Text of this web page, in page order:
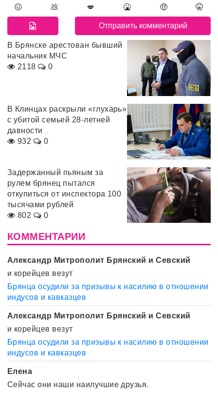
😖 💩 💋 🤮 🤑 🤫
В Брянске арестован бывший
начальник МЧС
2118
0
В Клинцах раскрыли «глухарь»
с убитой семьей 28-летней
давности
932
0
Задержанный пьяным за
рулем брянец пытался
откупиться от инспектора 100
тысячами рублей
802
0
КОММЕНТАРИИ
Александр Митрополит Брянский и Севский
и корейцев везут
Брянца осудили за призывы к насилию в отношении
индусов и кавказцев
Александр Митрополит Брянский и Севский
и корейцев везут
Брянца осудили за призывы к насилию в отношении
индусов и кавказцев
Елена
Сейчас они наши наилучшие друзья.